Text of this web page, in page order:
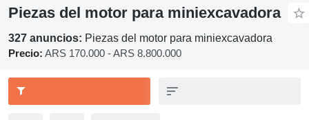
Piezas del motor para miniexcavadora
327 anuncios: Piezas del motor para miniexcavadora
Precio: ARS 170.000 - ARS 8.800.000